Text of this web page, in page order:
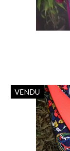
VENDU